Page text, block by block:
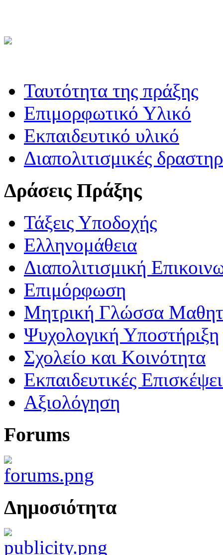
Ταυτότητα της πράξης
Επιμορφωτικό Υλικό
Εκπαιδευτικό υλικό
Διαπολιτισμικές
Δράσεις Πράξης
Τάξεις Υποδοχής
Ελληνομάθεια
Διαπολιτισμική
Επιμόρφωση
Μητρική Γλώσσα
Ψυχολογική Υποστήριξη
Σχολείο και Κοινότητα
Εκπαιδευτικές
Αξιολόγηση
Forums
Δημοσιότητα